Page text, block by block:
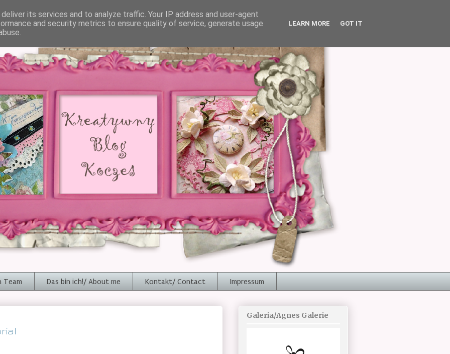
Team Das bin ich!/ About me Kontakt/ Contact Impressum
Galeria/Agnes Galerie
its services and to analyze traffic. Your IP address and user-agent
and security metrics to ensure quality of service, generate usage
LEARN MORE GOT IT